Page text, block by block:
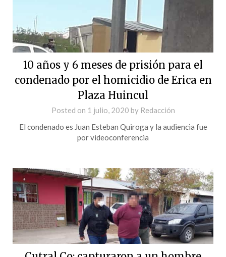
10 años y 6 meses de prisión para el
condenado por el homicidio de Erica en
Plaza Huincul
Posted on 1 julio, 2020 by Redacción
El condenado es Juan Esteban Quiroga y la audiencia fue
por videoconferencia